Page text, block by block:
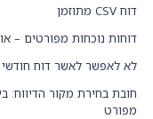
דוח CSV מתוזמן
דוחות נוכחות מפורטים –
לא לאפשר לאשר דוח חודשי
חובת בחירת מקור הדיווח:
מפורט